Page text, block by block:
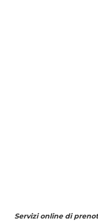
Servizi online di